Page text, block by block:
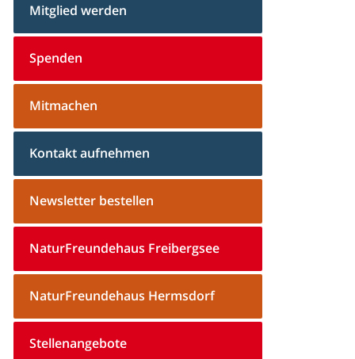
Mitglied werden
Spenden
Mitmachen
Kontakt aufnehmen
Newsletter bestellen
NaturFreundehaus Freibergsee
NaturFreundehaus Hermsdorf
Stellenangebote